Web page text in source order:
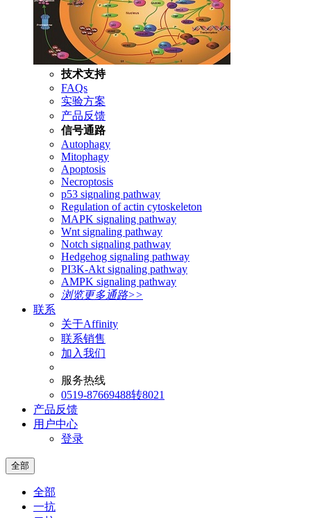
技术支持
FAQs
实验方案
产品反馈
信号通路
Autophagy
Mitophagy
Apoptosis
Necroptosis
p53 signaling pathway
Regulation of actin cytoskeleton
MAPK signaling pathway
Wnt signaling pathway
Notch signaling pathway
Hedgehog signaling pathway
PI3K-Akt signaling pathway
AMPK signaling pathway
浏览更多通路>>
联系
关于Affinity
联系销售
加入我们
服务热线
0519-87669488转8021
产品反馈
用户中心
登录
全部
全部
一抗